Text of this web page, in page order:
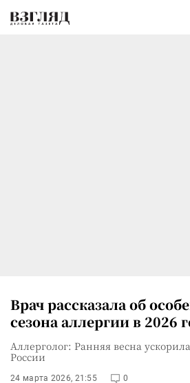
Врач рассказала об
сезона аллергии в 2026
Аллерголог: Ранняя весна
России
24 марта 2026, 21:55 0